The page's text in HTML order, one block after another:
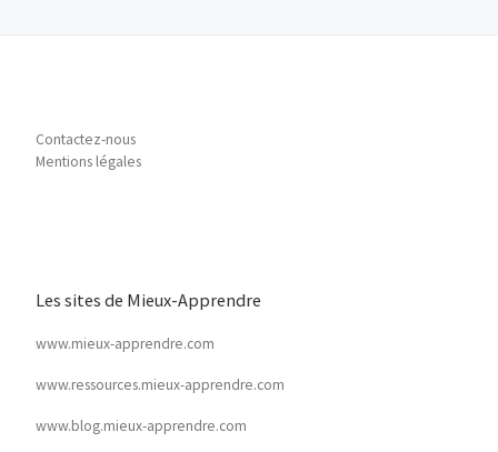
Contactez-nous
Mentions légales
Les sites de Mieux-Apprendre
www.mieux-apprendre.com
www.ressources.mieux-apprendre.com
www.blog.mieux-apprendre.com